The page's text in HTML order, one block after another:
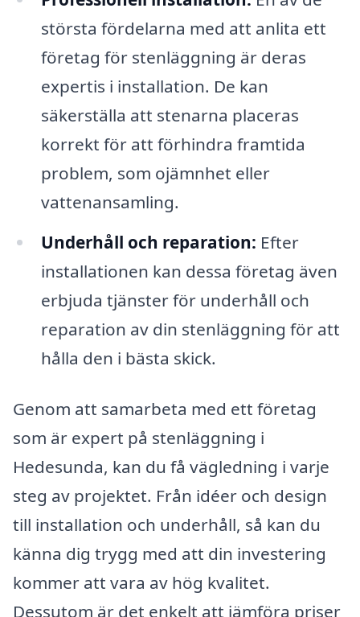
största fördelarna med att anlita ett
företag för stenläggning är deras
expertis i installation. De kan
säkerställa att stenarna placeras
korrekt för att förhindra framtida
problem, som ojämnhet eller
vattenansamling.
Underhåll och reparation: Efter
installationen kan dessa företag även
erbjuda tjänster för underhåll och
reparation av din stenläggning för att
hålla den i bästa skick.
Genom att samarbeta med ett företag
som är expert på stenläggning i
Hedesunda, kan du få vägledning i varje
steg av projektet. Från idéer och design
till installation och underhåll, så kan du
känna dig trygg med att din investering
kommer att vara av hög kvalitet.
Dessutom är det enkelt att jämföra priser